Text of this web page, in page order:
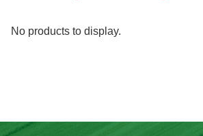
No products to display.